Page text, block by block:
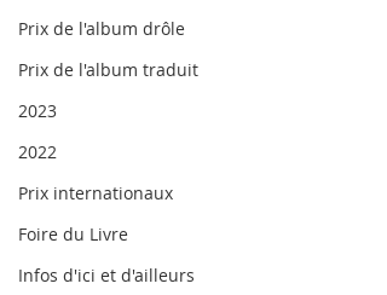
Prix de l'album drôle
Prix de l'album traduit
2023
2022
Prix internationaux
Foire du Livre
Infos d'ici et d'ailleurs